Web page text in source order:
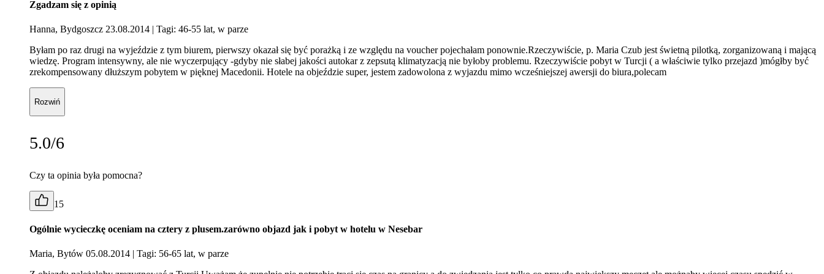
Zgadzam się z opinią
Hanna, Bydgoszcz 23.08.2014 | Tagi: 46-55 lat, w parze
Byłam po raz drugi na wyjeździe z tym biurem, pierwszy okazał się być porażką i ze względu na voucher pojechałam ponownie.Rzeczywiście, p. Maria Czub jest świetną pilotką, zorganizowaną i mającą
wiedzę. Program intensywny, ale nie wyczerpujący -gdyby nie słabej jakości autokar z zepsutą klimatyzacją nie byłoby problemu. Rzeczywiście pobyt w Turcji ( a właściwie tylko przejazd )mógłby być
zrekompensowany dłuższym pobytem w pięknej Macedonii. Hotele na objeździe super, jestem zadowolona z wyjazdu mimo wcześniejszej awersji do biura,polecam
Rozwiń
5.0/6
Czy ta opinia była pomocna?
15
Ogólnie wycieczkę oceniam na cztery z plusem.zarówno objazd jak i pobyt w hotelu w Nesebar
Maria, Bytów 05.08.2014 | Tagi: 56-65 lat, w parze